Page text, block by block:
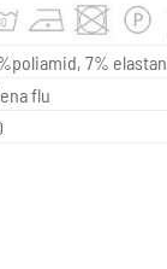
7% elastan
flu